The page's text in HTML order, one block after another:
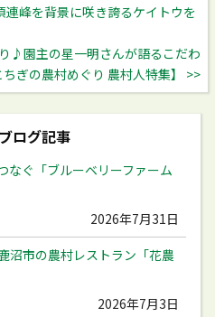
峰を背景に咲き誇るケイトウを
♪園主の星一明さんが語るこだわ
ぎの農村めぐり 農村人特集】 >>
ログ記事
なぐ「ブルーベリーファーム
2026年7月31日
沼市の農村レストラン「花農
2026年7月3日